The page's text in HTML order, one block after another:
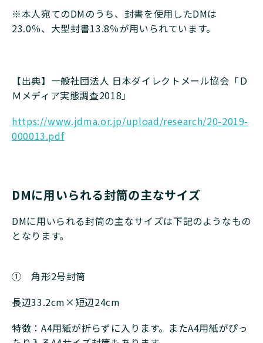
※本人宛てのDMのうち、封書を使用したDMは
23.0％、大型封書13.8％が用いられています。
【出典】一般社団法人 日本ダイレクトメール協会「Ｄ
Ｍメディア実態調査2018」
https://www.jdma.or.jp/upload/research/20-2019-
000013.pdf
DMに用いられる封筒の主なサイズ
DMに用いられる封筒の主なサイズは下記のようなもの
となります。
① 角形2号封筒
長辺33.2cm×短辺24cm
特徴：A4用紙が折らずに入ります。またA4用紙がぴっ